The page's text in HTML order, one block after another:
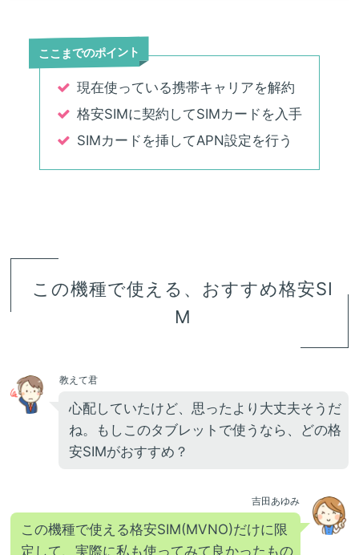
ここまでのポイント
現在使っている携帯キャリアを解約
格安SIMに契約してSIMカードを入手
SIMカードを挿してAPN設定を行う
この機種で使える、おすすめ格安SI
M
教えて君
心配していたけど、思ったより大丈夫そうだ
ね。もしこのタブレットで使うなら、どの格
安SIMがおすすめ？
吉田あゆみ
この機種で使える格安SIM(MVNO)だけに限
定して、実際に私も使ってみて良かったもの